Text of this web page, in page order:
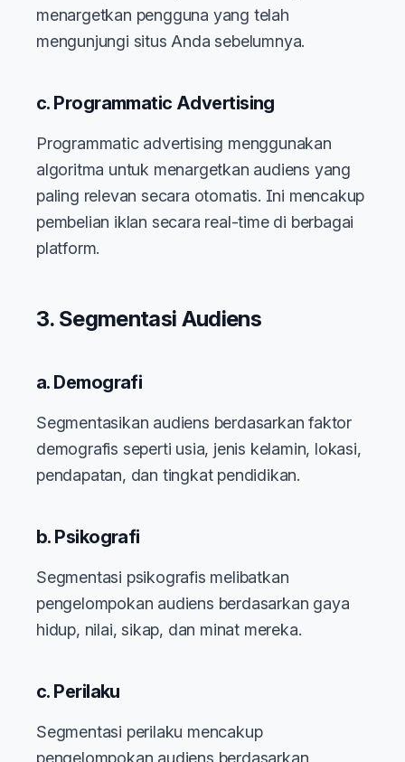
menargetkan pengguna yang telah
mengunjungi situs Anda sebelumnya.
c. Programmatic Advertising
Programmatic advertising menggunakan
algoritma untuk menargetkan audiens yang
paling relevan secara otomatis. Ini mencakup
pembelian iklan secara real-time di berbagai
platform.
3. Segmentasi Audiens
a. Demografi
Segmentasikan audiens berdasarkan faktor
demografis seperti usia, jenis kelamin, lokasi,
pendapatan, dan tingkat pendidikan.
b. Psikografi
Segmentasi psikografis melibatkan
pengelompokan audiens berdasarkan gaya
hidup, nilai, sikap, dan minat mereka.
c. Perilaku
Segmentasi perilaku mencakup
pengelompokan audiens berdasarkan